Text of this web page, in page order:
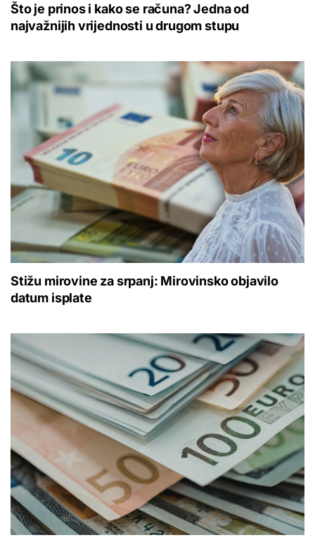
Što je prinos i kako se računa? Jedna od
najvažnijih vrijednosti u drugom stupu
Stižu mirovine za srpanj: Mirovinsko objavilo
datum isplate